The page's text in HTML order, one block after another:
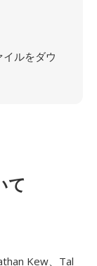
ルをダウ
て
Kew、Tal